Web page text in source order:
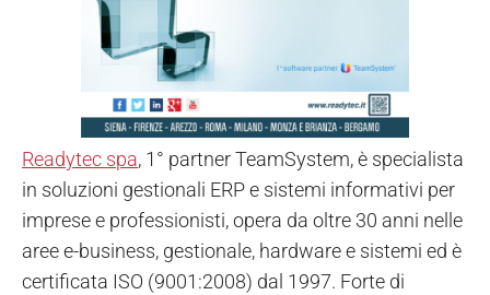
Readytec spa, 1° partner TeamSystem, è specialista
in soluzioni gestionali ERP e sistemi informativi per
imprese e professionisti, opera da oltre 30 anni nelle
aree e-business, gestionale, hardware e sistemi ed è
certificata ISO (9001:2008) dal 1997. Forte di